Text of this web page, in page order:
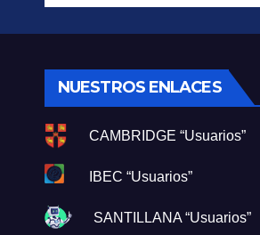
NUESTROS ENLACES
CAMBRIDGE “Usuarios”
IBEC “Usuarios”
SANTILLANA “Usuarios”